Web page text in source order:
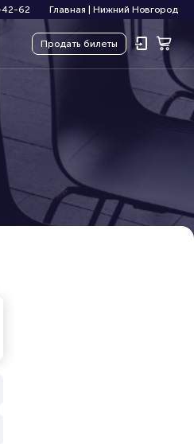
62 Главная Нижний Новгород
Продать билеты